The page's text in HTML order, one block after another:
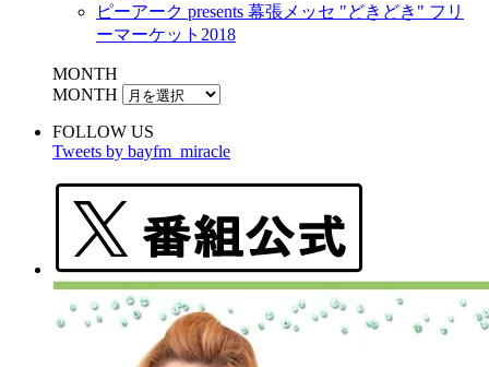
ピーアーク presents 幕張メッセ "どきどき" フリ
ーマーケット2018
MONTH
MONTH
FOLLOW US
Tweets by bayfm_miracle